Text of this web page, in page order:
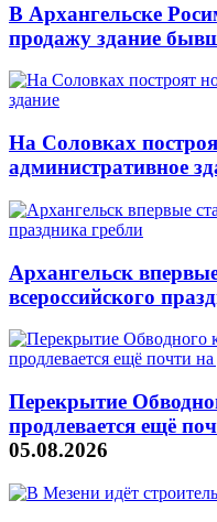
В Архангельске
продажу здание
На Соловках
административное
Архангельск
всероссийского
Перекрытие
продлевается ещё
05.08.2026